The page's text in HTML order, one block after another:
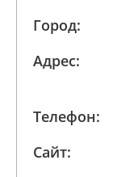
Город:
Адрес:
Телефон:
Сайт: